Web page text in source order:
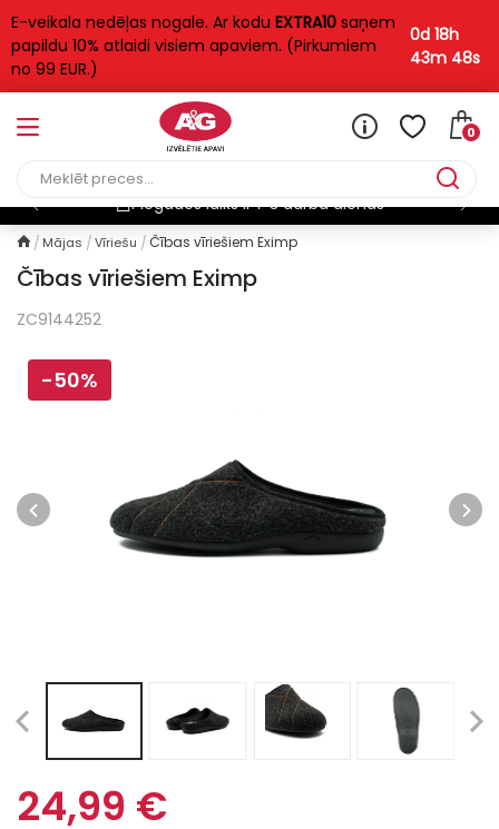
E-veikala nedēļas nogale. Ar kodu EXTRA10 saņem
papildu 10% atlaidi visiem apaviem. (Pirkumiem
no 99 EUR.)
0d 18h
43m 48s
0
Piegādes laiks ir 1-3 darba dienas
Mājas Vīriešu Čības vīriešiem Eximp
Čības vīriešiem Eximp
ZC9144252
-50%
24,99 €